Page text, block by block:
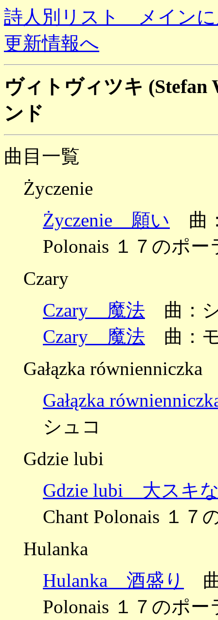
詩人別リスト メイン
更新情報へ
ヴィトヴィツキ (Stefan
ンド
曲目一覧
Życzenie
Życzenie 願い 曲
Polonais １７のポ
Czary
Czary 魔法 曲：
Czary 魔法 曲：
Gałązka równienniczka
Gałązka
シュコ
Gdzie lubi
Gdzie lubi 大スキ
Chant Polonais １７
Hulanka
Hulanka 酒盛り
Polonais １７のポ